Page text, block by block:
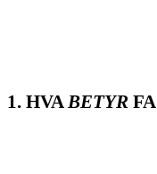
1. HVABETYR